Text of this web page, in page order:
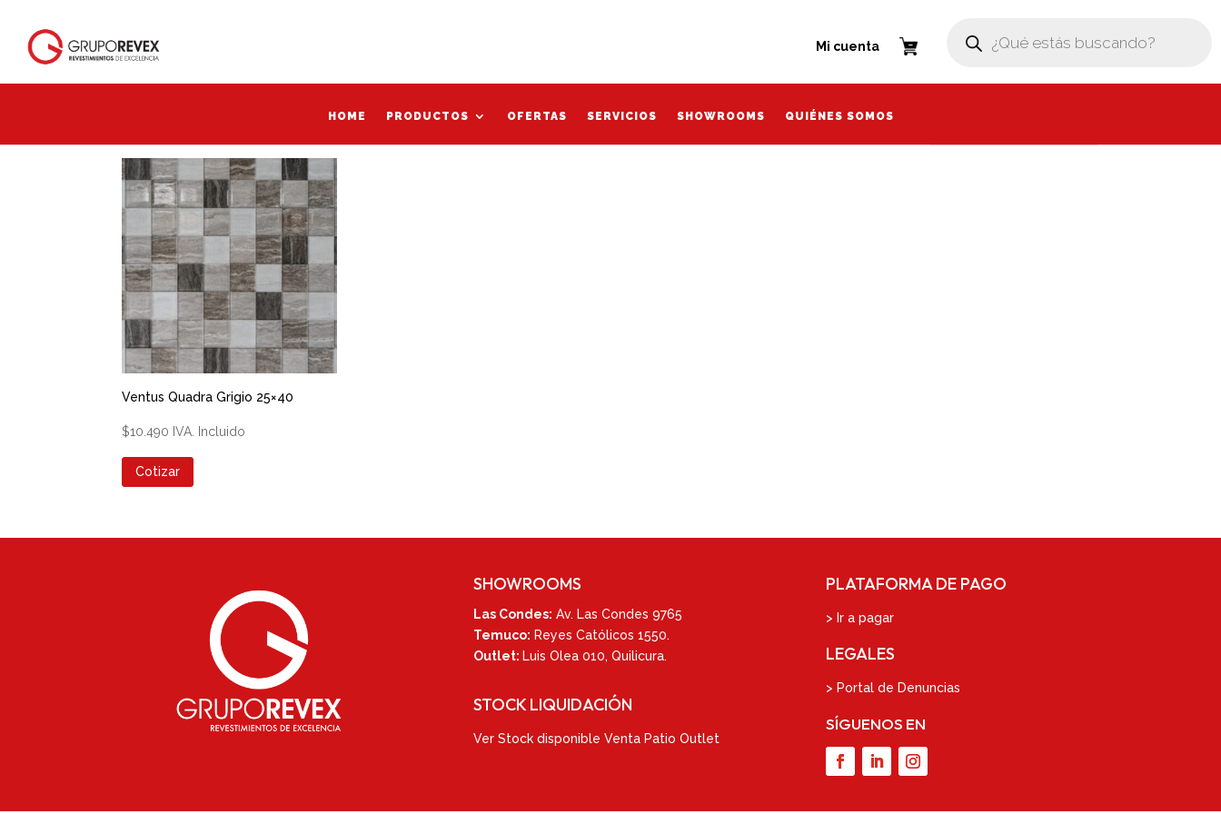
Mi cuenta
productos
Mi cuenta
productos
HOME PRODUCTOS OFERTAS SERVICIOS SHOWROOMS QUIÉNES SOMOS
Inicio/ Productos etiquetados “Ventus Quadra grigio”
Ventus Quadra Grigio 25×40
$10.490 IVA. Incluido
Cotizar
SHOWROOMS
Las Condes: Av. Las Condes 9765
Temuco: Reyes Católicos 1550.
Outlet: Luis Olea 010,Quilicura.
STOCK LIQUIDACIÓN
VerStock disponible Venta Patio Outlet
PLATAFORMA DE PAGO
> Ir a pagar
LEGALES
> Portal de Denuncias
SÍGUENOS EN